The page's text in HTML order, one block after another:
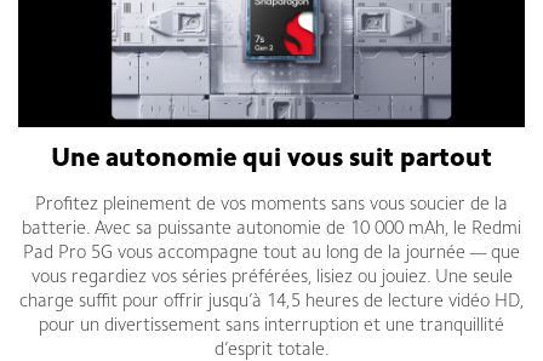
Une autonomie qui vous suit partout
Profitez pleinement de vos moments sans vous soucier de la
batterie. Avec sa puissante autonomie de 10 000 mAh, le Redmi
Pad Pro 5G vous accompagne tout au long de la journée — que
vous regardiez vos séries préférées, lisiez ou jouiez. Une seule
charge suffit pour offrir jusqu’à 14,5 heures de lecture vidéo HD,
pour un divertissement sans interruption et une tranquillité
d’esprit totale.